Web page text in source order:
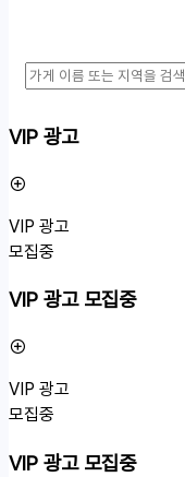
VIP 광고
VIP 광고
모집중
VIP 광고 모집중
VIP 광고
모집중
VIP 광고 모집중